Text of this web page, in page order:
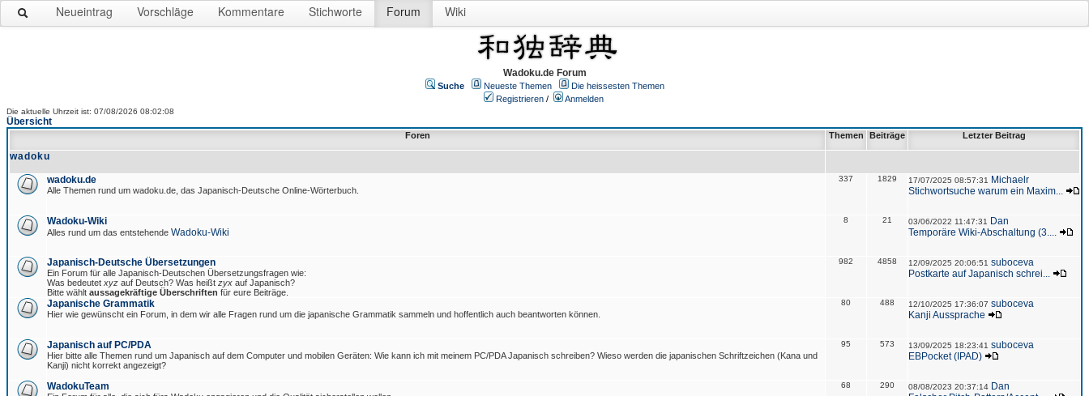
Neueintrag Vorschläge Kommentare Stichworte Forum Wiki
Wadoku.de Forum
Suche Neueste Themen
Die heissesten Themen
Registrieren / Anmelden
Die aktuelle Uhrzeit ist: 07/08/2026 08:02:08
Übersicht
Foren Themen Beiträge Letzter Beitrag
wadoku
wadoku.de
Alle Themen rund um wadoku.de, das Japanisch-Deutsche Online-Wörterbuch.
337 1829 17/07/2025 08:57:31
Michaelr
Stichwortsuche warum ein Maxim...
Wadoku-Wiki
Alles rund um das entstehende Wadoku-Wiki
8 21 03/06/2022 11:47:31
Dan
Temporäre Wiki-Abschaltung (3....
Japanisch-Deutsche Übersetzungen
Ein Forum für alle Japanisch-Deutschen Übersetzungsfragen wie:
Was bedeutet xyz auf Deutsch? Was heißt zyx auf Japanisch?
Bitte wählt aussagekräftige Überschriften für eure Beiträge.
982 4858 12/09/2025 20:06:51 suboceva
Postkarte auf Japanisch schrei...
Japanische Grammatik
Hier wie gewünscht ein Forum, in dem wir alle Fragen rund um die japanische Grammatik sammeln und hoffentlich auch beantworten können.
80 488 12/10/2025 17:36:07 suboceva
Kanji Aussprache
Japanisch auf PC/PDA
Hier bitte alle Themen rund um Japanisch auf dem Computer und mobilen Geräten: Wie kann ich mit meinem PC/PDA Japanisch schreiben? Wieso werden die japanischen Schriftzeichen (Kana und
Kanji) nicht korrekt angezeigt?
95 573 13/09/2025 18:23:41 suboceva
EBPocket (IPAD)
WadokuTeam 68 290 08/08/2023 20:37:14 Dan